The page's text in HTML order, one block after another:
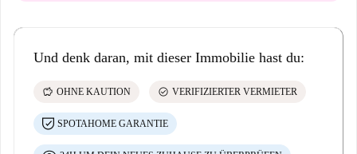
Und denk daran, mit dieser Immobilie hast du:
savings OHNE KAUTION check_circle VERIFIZIERTER VERMIETER
SPOTAHOME GARANTIE